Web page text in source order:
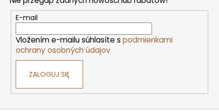
l
k
i
l
i
E-mail
Vložením e-mailu súhlasíte s podmienkami
ochrany osobných údajov
ZALOGUJ SIĘ